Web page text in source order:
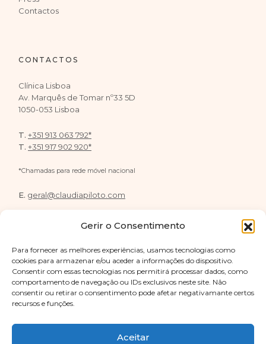
Gerir o Consentimento
Para fornecer as melhores experiências, usamos tecnologias como
cookies para armazenar e/ou aceder a informações do dispositivo.
Consentir com essas tecnologias nos permitirá processar dados, como
comportamento de navegação ou IDs exclusivos neste site. Não
consentir ou retirar o consentimento pode afetar negativamante certos
recursos e funções.
Aceitar
Contactos
CONTACTOS
Clínica Lisboa
Av. Marquês de Tomar nº33 5D
1050-053 Lisboa
T. +351 913 063 792*
T. +351 917 902 920*
*Chamadas para rede móvel nacional
E. geral@claudiapiloto.com
FOLLOW US